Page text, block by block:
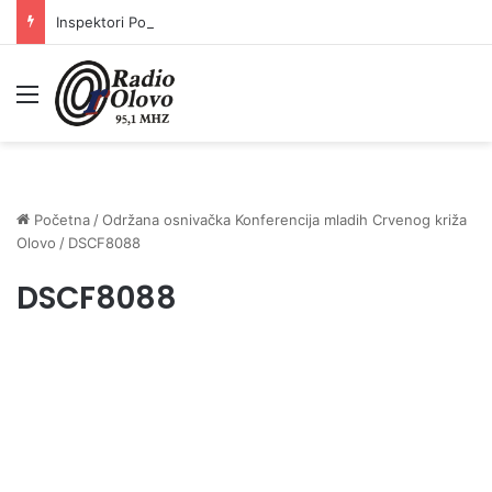
Meni
Početna /Održana osnivačka Konferencija mladih Crvenog križa
Olovo / DSCF8088
DSCF8088